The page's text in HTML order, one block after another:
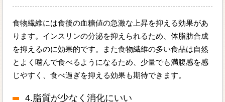
食物繊維には食後の血糖値の急激な上昇を抑える効果があ
ります。インスリンの分泌を抑えられるため、体脂肪合成
を抑えるのに効果的です。また食物繊維の多い食品は自然
とよく噛んで食べるようになるため、少量でも満腹感を感
じやすく、食べ過ぎを抑える効果も期待できます。
4.脂質が少なく消化にいい